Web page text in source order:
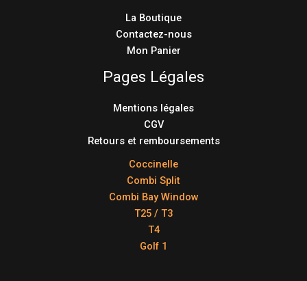
La Boutique
Contactez-nous
Mon Panier
Pages Légales
Mentions légales
CGV
Retours et remboursements
Coccinelle
Combi Split
Combi Bay Window
T25 / T3
T4
Golf 1